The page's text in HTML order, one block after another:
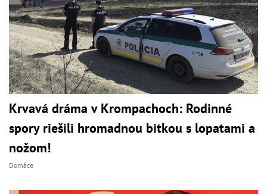
Krvavá dráma v Krompachoch: Rodinné
spory riešili hromadnou bitkou s lopatami a
nožom!
Domáce